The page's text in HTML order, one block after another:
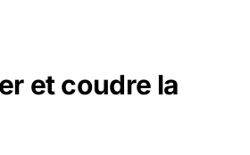
et coudre la